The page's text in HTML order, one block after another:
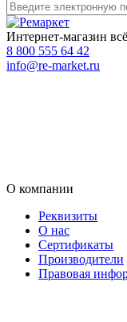
Интернет-магазин
8 800 555 64 42
info@re-market.ru
О компании
Реквизиты
О нас
Сертификаты
Производители
Правовая